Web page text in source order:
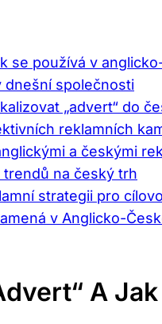
se používá v
dnešní společnosti
„advert“ do
reklamních
a českými
na český trh
strategii pro
v Anglicko-
A